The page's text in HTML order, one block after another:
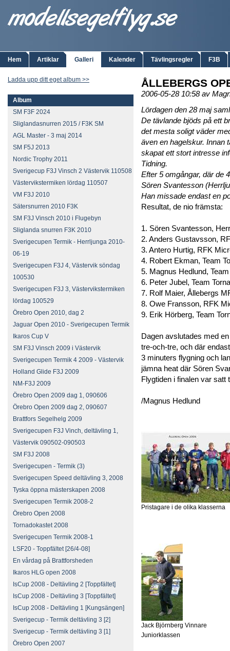
Hem Artiklar Galleri Kalender Tävlingsregler F3B
Ladda upp ditt eget album >>
Album
SM F3F 2024
Sliglandasnurren 2015 / F3K SM
AGL Master - 3 maj 2014
SM F5J 2013
Nordic Trophy 2011
Sverigecup F3J Vinsch 2 Västervik 110508
Västervikstermiken lördag 110507
VM F3J 2010
Sätersnurren 2010 F3K
SM F3J Vinsch 2010 i Flugebyn
Sliglanda snurren F3K 2010
Sverigecupen Termik - Herrljunga 2010-
06-19
Sverigecupen F3J 4, Västervik söndag
100530
Sverigecupen F3J 3, Västervikstermiken
lördag 100529
Örebro Open 2010, dag 2
Jaguar Open 2010 - Sverigecupen Termik
Ikaros Cup V
SM F3J Vinsch 2009 i Västervik
Sverigecupen Termik 4 2009 - Västervik
Holland Glide F3J 2009
NM-F3J 2009
Örebro Open 2009 dag 1, 090606
Örebro Open 2009 dag 2, 090607
Brattfors Segelhelg 2009
Sverigecupen F3J Vinch, deltävling 1,
Västervik 090502-090503
SM F3J 2008
Sverigecupen - Termik (3)
Sverigecupen Speed deltävling 3, 2008
Tyska öppna mästerskapen 2008
Sverigecupen Termik 2008-2
Örebro Open 2008
Tornadokastet 2008
Sverigecupen Termik 2008-1
LSF20 - Toppfältet [26/4-08]
En vårdag på Brattforsheden
Ikaros HLG open 2008
IsCup 2008 - Deltävling 2 [Toppfältet]
IsCup 2008 - Deltävling 3 [Toppfältet]
IsCup 2008 - Deltävling 1 [Kungsängen]
Sverigecup - Termik deltävling 3 [2]
Sverigecup - Termik deltävling 3 [1]
Örebro Open 2007
ÅLLEBERGS
2006-05-28 10:58 av
Lördagen den 28 maj
De tävlande bjöds på ett
det mesta soligt väder
även en hagelskur. Innan
skapat ett stort intresse
Tidning.
Efter 5 omgångar, där de
Sören Svantesson
Han missade endast en
Resultat, de nio främsta:
1. Sören Svantesson,
2. Anders Gustavsson,
3. Antero Hurtig, RFK
4. Robert Ekman, Team
5. Magnus Hedlund,
6. Peter Jubel, Team
7. Rolf Maier, Ållebergs
8. Owe Fransson, RFK
9. Erik Hörberg, Team
Dagen avslutades med
tre-och-tre, och där
3 minuters flygning och
jämna heat där Sören
Flygtiden i finalen var satt
/Magnus Hedlund
Pristagare i de olika klasserna
Jack Björnberg Vinnare
Juniorklassen